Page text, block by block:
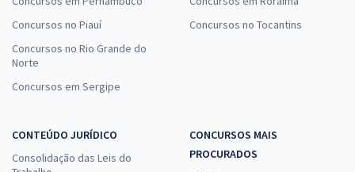
Concursos no Piauí
Concursos no Rio Grande do
Norte
Concursos em Sergipe
Concursos no Tocantins
CONTEÚDO JURÍDICO
Consolidação das Leis do
CONCURSOS MAIS
PROCURADOS